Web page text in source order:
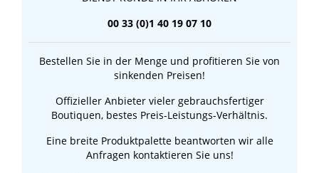
00 33 (0)1 40 19 07 10
Bestellen Sie in der Menge und profitieren Sie von
sinkenden Preisen!
Offizieller Anbieter vieler gebrauchsfertiger
Boutiquen, bestes Preis-Leistungs-Verhältnis.
Eine breite Produktpalette beantworten wir alle
Anfragen kontaktieren Sie uns!